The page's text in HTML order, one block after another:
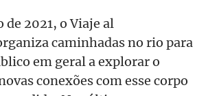
de 2021, o Viaje al
caminhadas no rio para
em geral a explorar o
conexões com esse corpo